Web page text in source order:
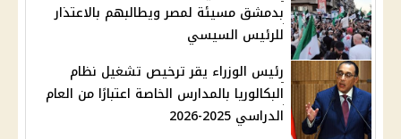
بدمشق مسيئة لمصر ويطالبهم بالاعتذار
للرئيس السيسي
رئيس الوزراء يقر ترخيص تشغيل نظام
البكالوريا بالمدارس الخاصة اعتبارًا من العام
الدراسي 2025-2026